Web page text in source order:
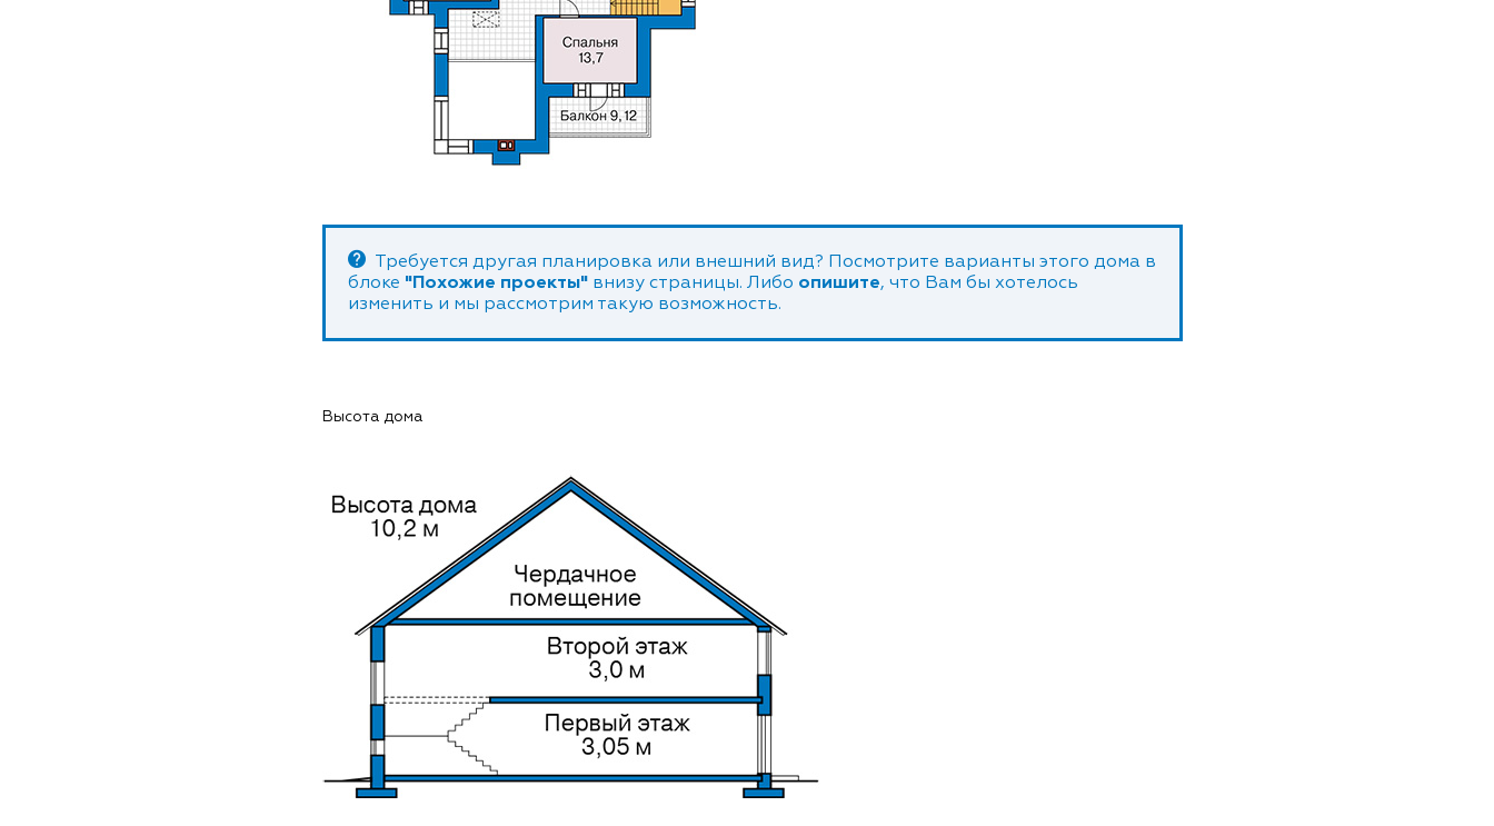
Требуется другая планировка или внешний вид? Посмотрите варианты этого дома в
блоке "Похожие проекты" внизу страницы. Либо опишите, что Вам бы хотелось
изменить и мы рассмотрим такую возможность.
Высота дома